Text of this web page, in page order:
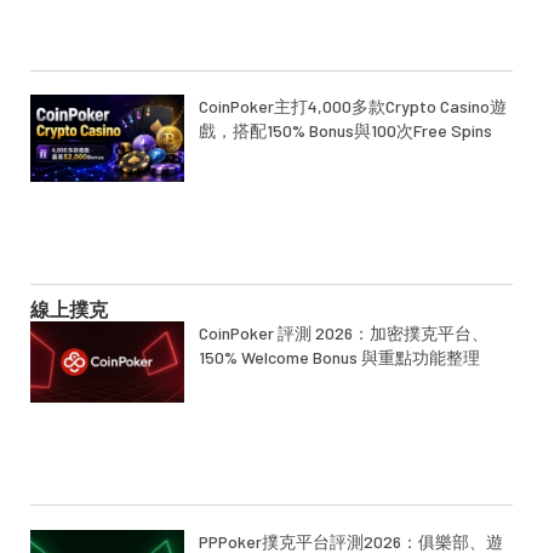
CoinPoker主打4,000多款Crypto Casino遊
戲，搭配150% Bonus與100次Free Spins
線上撲克
CoinPoker 評測 2026：加密撲克平台、
150% Welcome Bonus 與重點功能整理
PPPoker撲克平台評測2026：俱樂部、遊